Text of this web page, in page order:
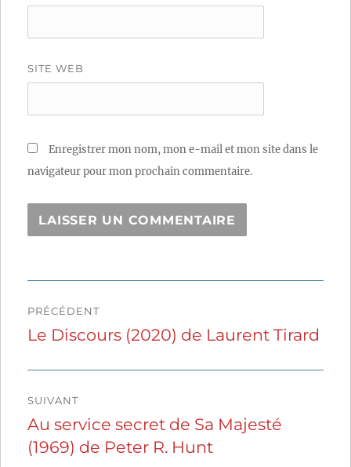
SITE WEB
Enregistrer mon nom, mon e-mail et mon site dans le
navigateur pour mon prochain commentaire.
de
PRÉCÉDENT
Publication
Le Discours (2020) de Laurent Tirard
SUIVANT
Publication
suivante :
Au service secret de Sa Majesté
(1969) de Peter R. Hunt